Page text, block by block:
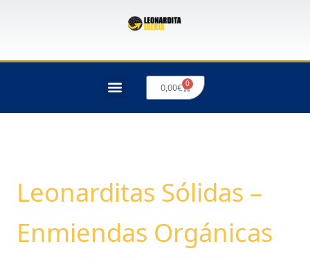
0,00€ 0
Carrito
Leonarditas Sólidas –
Enmiendas Orgánicas